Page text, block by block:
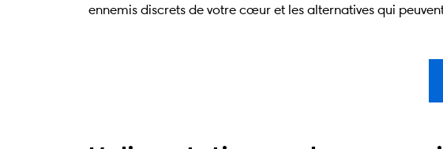
ennemis discrets de votre cœur et les alternatives qui